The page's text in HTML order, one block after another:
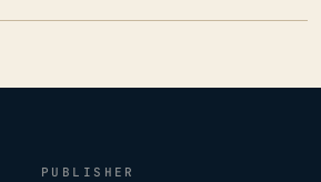
PUBLISHER